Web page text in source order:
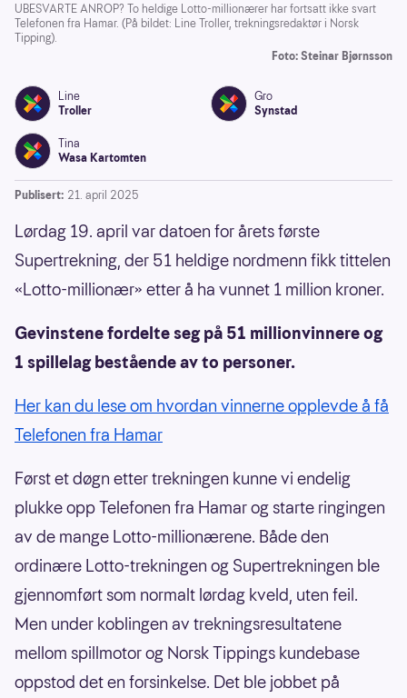
UBESVARTE ANROP? To heldige Lotto-millionærer har fortsatt ikke svart
Telefonen fra Hamar. (På bildet: Line Troller, trekningsredaktør i Norsk
Tipping).
Foto: Steinar Bjørnsson
Line
Troller
Gro
Synstad
Tina
Wasa Kartomten
Publisert: 21. april 2025
Lørdag 19. april var datoen for årets første
Supertrekning, der 51 heldige nordmenn fikk tittelen
«Lotto-millionær» etter å ha vunnet 1 million kroner.
Gevinstene fordelte seg på 51 millionvinnere og
1 spillelag bestående av to personer.
Her kan du lese om hvordan vinnerne opplevde å få
Telefonen fra Hamar
Først et døgn etter trekningen kunne vi endelig
plukke opp Telefonen fra Hamar og starte ringingen
av de mange Lotto-millionærene. Både den
ordinære Lotto-trekningen og Supertrekningen ble
gjennomført som normalt lørdag kveld, uten feil.
Men under koblingen av trekningsresultatene
mellom spillmotor og Norsk Tippings kundebase
oppstod det en forsinkelse. Det ble jobbet på